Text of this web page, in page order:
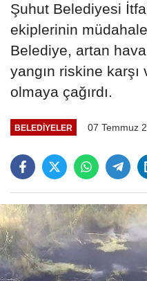
Şuhut Belediyesi
ekiplerinin
Belediye, artan hava
yangın riskine
olmaya çağırdı.
BELEDIYELER 07 Temmuz